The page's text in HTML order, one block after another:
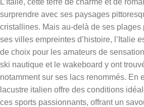
L’Italie, cette terre de charme et de
surprendre avec ses paysages
cristallines. Mais au-delà de ses plages
ses villes empreintes d’histoire, l’Italie
de choix pour les amateurs de
ski nautique et le wakeboard y ont
notamment sur ses lacs renommés. En
lacustre italien offre des conditions
ces sports passionnants, offrant un